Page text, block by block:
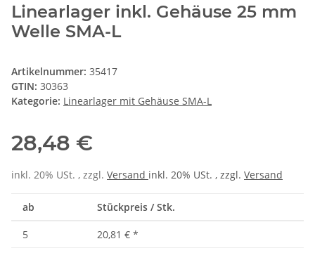
Linearlager inkl. Gehäuse 25 mm
Welle SMA-L
Artikelnummer: 35417
GTIN: 30363
Kategorie: Linearlager mit Gehäuse SMA-L
28,48 €
inkl. 20% USt. , zzgl. Versand inkl. 20% USt. , zzgl. Versand
ab Stückpreis / Stk.
5 20,81 € *